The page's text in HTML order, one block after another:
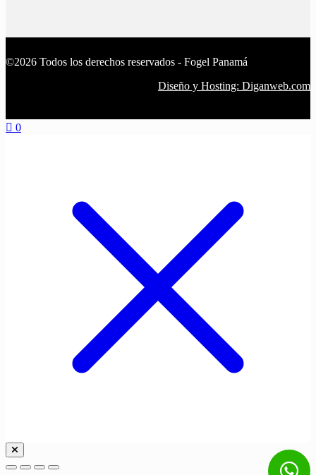
©2026 Todos los derechos reservados - Fogel Panamá
Diseño y Hosting: Diganweb.com
0